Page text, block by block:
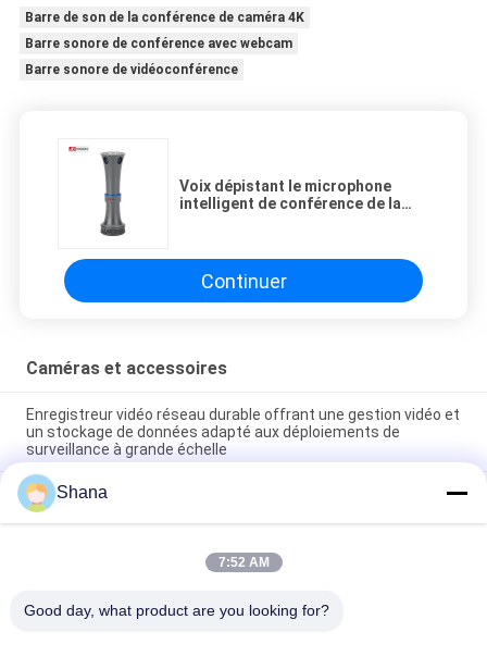
Barre de son de la conférence de caméra 4K
Barre sonore de conférence avec webcam
Barre sonore de vidéoconférence
Voix dépistant le microphone
intelligent de conférence de la
Continuer
Caméras et accessoires
Enregistreur vidéo réseau durable offrant une gestion vidéo et
un stockage de données adapté aux déploiements de
surveillance à grande échelle
Enregistreur vidéo numérique de réseau 4K de 16 canaux
offrant un stockage double HDD adapté à une surveillance
complète de la sécurité
JCVision 6MP VCA AI Caméra de détection faciale 5X Lentille
Shana
7:52 AM
Good day, what product are you looking for?